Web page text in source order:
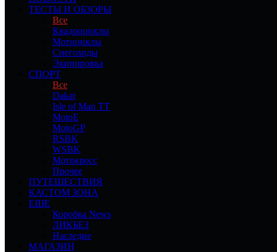
ТЕСТЫ И ОБЗОРЫ
Все
Квадроциклы
Мотоциклы
Снегоходы
Экипировка
СПОРТ
Все
Dakar
Isle of Man TT
MotoE
MotoGP
RSBK
WSBK
Мотокросс
Прочее
ПУТЕШЕСТВИЯ
КАСТОМ ЗОНА
ЕЩЕ
Коробка News
ЛИКБЕЗ
Наследие
МАГАЗИН